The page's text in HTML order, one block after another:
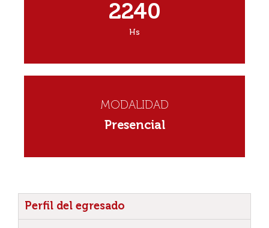
2240
Hs
MODALIDAD
Presencial
Perfil del egresado